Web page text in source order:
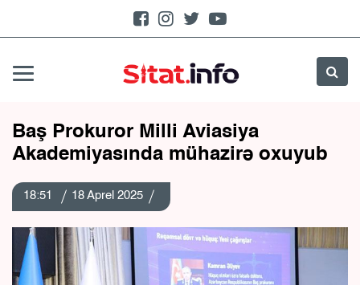
Baş Prokuror Milli Aviasiya
Akademiyasında mühazirə oxuyub
18:51 18 Aprel 2025